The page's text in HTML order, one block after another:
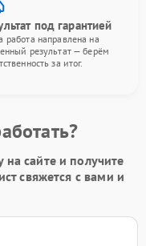
под гарантией
работа направлена на
результат — берём
за итог.
сайте и получите
свяжется с вами и